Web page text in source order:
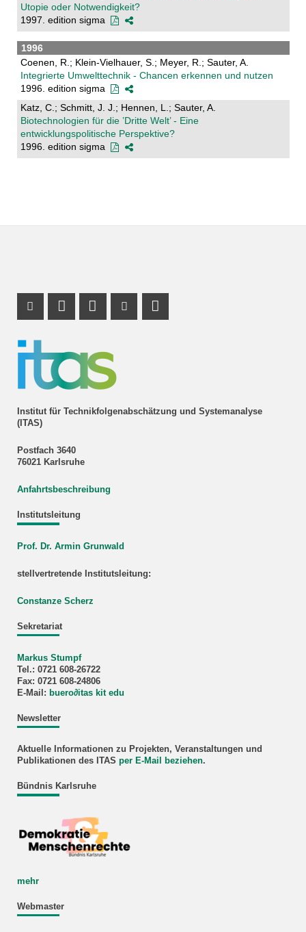
Utopie oder Notwendigkeit?
1997. edition sigma
1996
Coenen, R.; Klein-Vielhauer, S.; Meyer, R.; Sauter, A.
Integrierte Umwelttechnik - Chancen erkennen und nutzen
1996. edition sigma
Katz, C.; Schmitt, J. J.; Hennen, L.; Sauter, A.
Biotechnologien für die ’Dritte Welt’ - Eine
entwicklungspolitische Perspektive?
1996. edition sigma
Institut für Technikfolgenabschätzung und Systemanalyse
(ITAS)
Postfach 3640
76021 Karlsruhe
Anfahrtsbeschreibung
Institutsleitung
Prof. Dr. Armin Grunwald
stellvertretende Institutsleitung:
Constanze Scherz
Sekretariat
Markus Stumpf
Tel.: 0721 608-26722
Fax: 0721 608-24806
E-Mail: buero∂itas kit edu
Newsletter
Aktuelle Informationen zu Projekten, Veranstaltungen und
Publikationen des ITAS per E-Mail beziehen.
Bündnis Karlsruhe
mehr
Webmaster
Instagram Profil
Profil Mastodon
LinkedIn Profil
Youtube Profil
RSS-Link